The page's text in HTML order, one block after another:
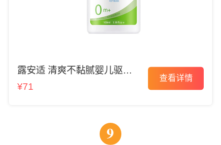
露安适 清爽不黏腻婴儿驱蚊
水
¥71
查看详情
9